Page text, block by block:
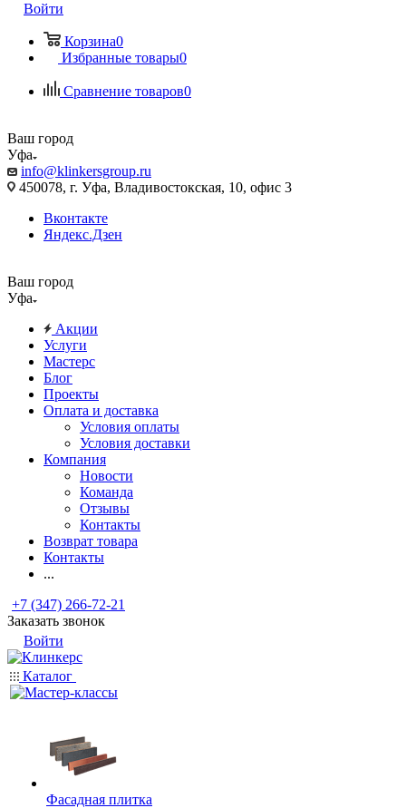
Войти
Корзина0
Избранные товары0
Сравнение товаров0
Ваш город
Уфа
info@klinkersgroup.ru
450078, г. Уфа, Владивостокская, 10, офис 3
Вконтакте
Яндекс.Дзен
Ваш город
Уфа
Акции
Услуги
Мастерс
Блог
Проекты
Оплата и доставка
Условия оплаты
Условия доставки
Компания
Новости
Команда
Отзывы
Контакты
Возврат товара
Контакты
...
+7 (347) 266-72-21
Заказать звонок
Войти
Каталог
Фасадная плитка